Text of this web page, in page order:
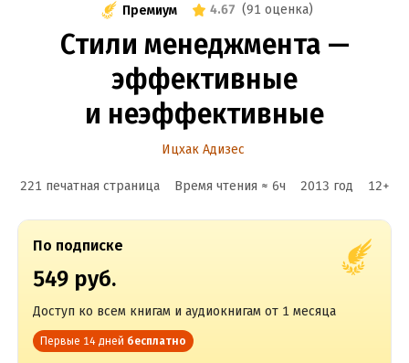
Премиум 4.67 (91 оценка)
Стили менеджмента —
эффективные
и неэффективные
Ицхак Адизес
221 печатная страница Время чтения ≈ 6ч 2013 год 12+
По подписке
549 руб.
Доступ ко всем книгам и аудиокнигам от 1 месяца
Первые 14 дней бесплатно